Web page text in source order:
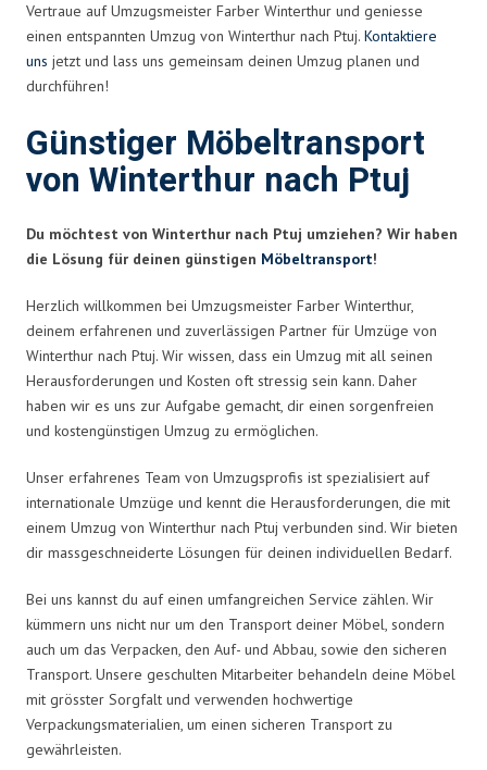
Vertraue auf Umzugsmeister Farber Winterthur und geniesse
einen entspannten Umzug von Winterthur nach Ptuj. Kontaktiere
uns jetzt und lass uns gemeinsam deinen Umzug planen und
durchführen!
Günstiger Möbeltransport
von Winterthur nach Ptuj
Du möchtest von Winterthur nach Ptuj umziehen? Wir haben
die Lösung für deinen günstigen Möbeltransport!
Herzlich willkommen bei Umzugsmeister Farber Winterthur,
deinem erfahrenen und zuverlässigen Partner für Umzüge von
Winterthur nach Ptuj. Wir wissen, dass ein Umzug mit all seinen
Herausforderungen und Kosten oft stressig sein kann. Daher
haben wir es uns zur Aufgabe gemacht, dir einen sorgenfreien
und kostengünstigen Umzug zu ermöglichen.
Unser erfahrenes Team von Umzugsprofis ist spezialisiert auf
internationale Umzüge und kennt die Herausforderungen, die mit
einem Umzug von Winterthur nach Ptuj verbunden sind. Wir bieten
dir massgeschneiderte Lösungen für deinen individuellen Bedarf.
Bei uns kannst du auf einen umfangreichen Service zählen. Wir
kümmern uns nicht nur um den Transport deiner Möbel, sondern
auch um das Verpacken, den Auf- und Abbau, sowie den sicheren
Transport. Unsere geschulten Mitarbeiter behandeln deine Möbel
mit grösster Sorgfalt und verwenden hochwertige
Verpackungsmaterialien, um einen sicheren Transport zu
gewährleisten.